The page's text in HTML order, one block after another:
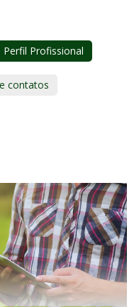
Perfil Profissional
contatos